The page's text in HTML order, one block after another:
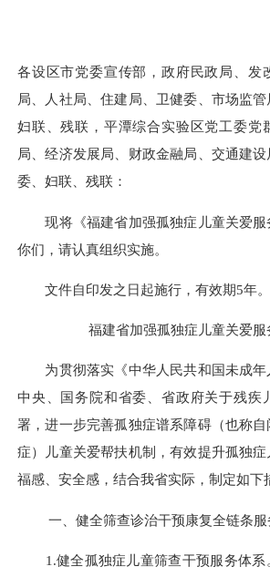
各设区市党委宣传部，政府民政局、发
局、人社局、住建局、卫健委、市场监管
妇联、残联，平潭综合实验区党工委党
局、经济发展局、财政金融局、交通建
委、妇联、残联：
现将《福建省加强孤独症儿童关爱服
你们，请认真组织实施。
文件自印发之日起施行，有效期5年。
福建省加强孤独症儿童关爱服
为贯彻落实《中华人民共和国未成年
中央、国务院和省委、省政府关于残疾
署，进一步完善孤独症谱系障碍（也称
症）儿童关爱帮扶机制，有效提升孤独
福感、安全感，结合我省实际，制定如下
一、健全筛查诊治干预康复全链条服
1.健全孤独症儿童筛查干预服务体系